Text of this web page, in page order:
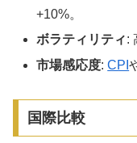
+10%。
ボラティリティ:
市場感応度:CPI
国際比較